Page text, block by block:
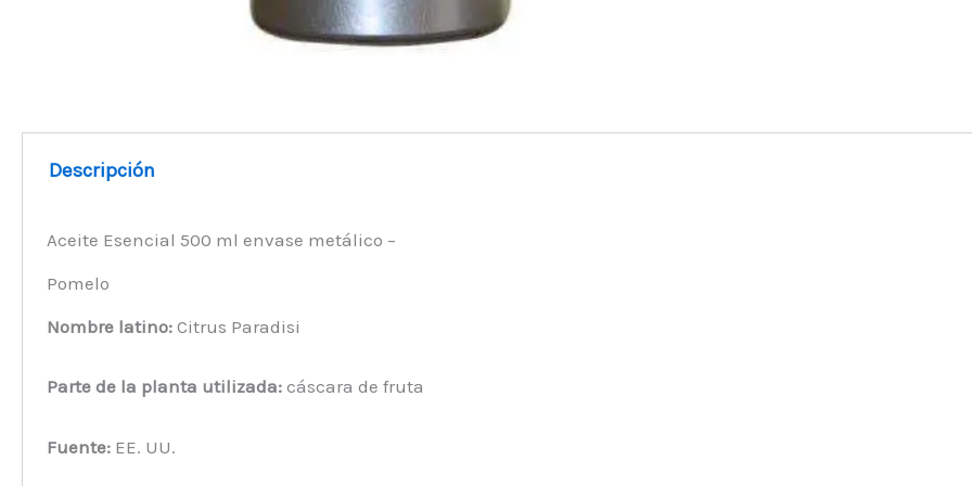
Descripción
Aceite Esencial 500 ml envase metálico –
Pomelo
Nombre latino:Citrus Paradisi
Parte de la planta utilizada:cáscara de fruta
Fuente: EE. UU.